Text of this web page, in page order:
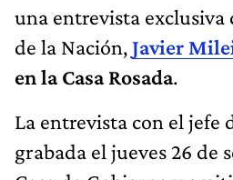
una entrevista exclusiva
de la Nación,Javier
en la Casa Rosada.
La entrevista con el jefe
grabada el jueves 26 de